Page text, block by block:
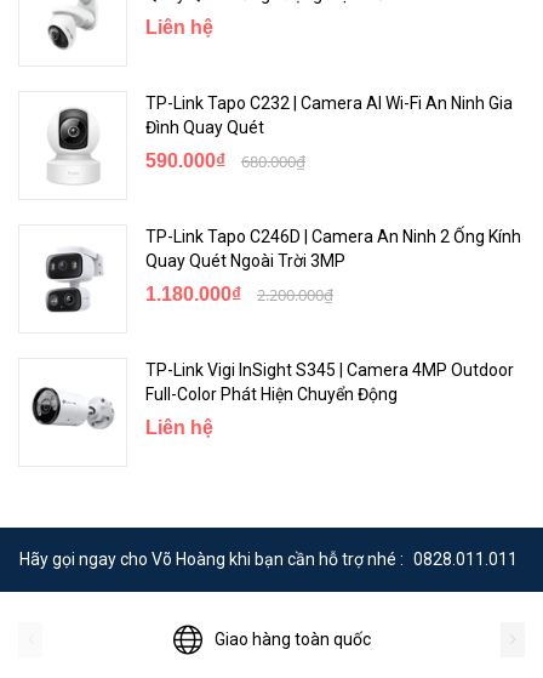
Liên hệ
TP-Link Tapo C232 | Camera AI Wi-Fi An Ninh Gia
Đình Quay Quét
590.000₫ 680.000₫
TP-Link Tapo C246D | Camera An Ninh 2 Ống Kính
Quay Quét Ngoài Trời 3MP
1.180.000₫ 2.200.000₫
TP-Link Vigi InSight S345 | Camera 4MP Outdoor
Full-Color Phát Hiện Chuyển Động
Liên hệ
Hãy gọi ngay cho Võ Hoàng khi bạn cần hỗ trợ nhé : 0828.011.011
Giao hàng toàn quốc